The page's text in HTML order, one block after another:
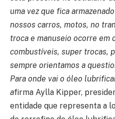
uma vez que fica
nossos carros, motos, no
troca e manuseio ocorre em
combustíveis, super trocas,
sempre orientamos a
Para onde vai o óleo
afirma Aylla Kipper,
entidade que representa a